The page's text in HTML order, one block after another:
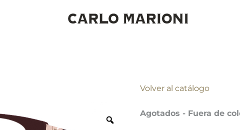
Volver al catálogo
Agotados - Fuera de